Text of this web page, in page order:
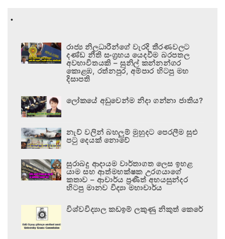
.
රාජ්‍ය නිලධාරීන්ගේ වැරදි තීරණවලට
දණ්ඩ නීති සංග්‍රහය යෙදවීම බරපතල
අවභාවිතයකි – සුනිල් කන්නන්ගර
කොළඹ, රත්නපුර, අම්පාර හිටපු මහ
දිසාපති
ලෝකයේ අඩුවෙන්ම නිදා ගන්නා ජාතිය?
නැව් වලින් බහලුම් මුහුදට පෙරලීම සුළු
පටු දෙයක් නොවේ
සුරාබදු ආදායම වාර්තාගත ලෙස ඉහළ
යාම සහ ආත්මභක්ෂක උරගයාගේ
කතාව – ආචාර්ය ප්‍රණීත් අභයසුන්දර
හිටපු මානව විද්‍යා මහාචාර්ය
විශ්වවිද්‍යාල කඩඉම් ලකුණු නිකුත් කෙරේ